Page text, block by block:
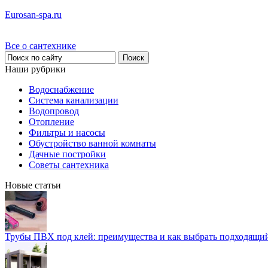
Eurosan-spa.ru
Все о сантехнике
Наши рубрики
Водоснабжение
Система канализации
Водопровод
Отопление
Фильтры и насосы
Обустройство ванной комнаты
Дачные постройки
Советы сантехника
Новые статьи
Трубы ПВХ под клей: преимущества и как выбрать